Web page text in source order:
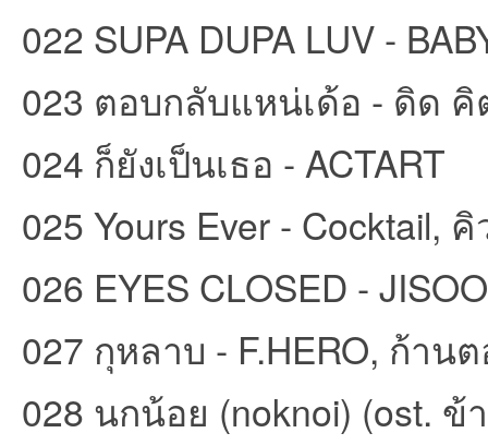
022 SUPA DUPA LUV -
023 ตอบกลับแหน่เด้อ - ดิด
024 ก็ยังเป็นเธอ - ACTART
025 Yours Ever - Cocktail,
026 EYES CLOSED -
027 กุหลาบ - F.HERO, ก้านต
028 นกน้อย (noknoi) (ost. ข้